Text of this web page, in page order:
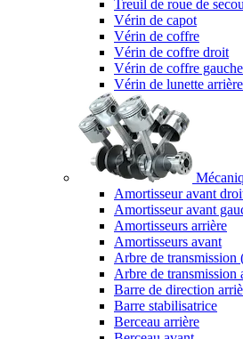
Treuil de roue de
Vérin de capot
Vérin de coffre
Vérin de coffre droit
Vérin de coffre gauche
Vérin de lunette arrière
Amortisseur avant
Amortisseur avant
Amortisseurs arrière
Amortisseurs avant
Arbre de transmission
Arbre de transmission
Barre de direction
Barre stabilisatrice
Berceau arrière